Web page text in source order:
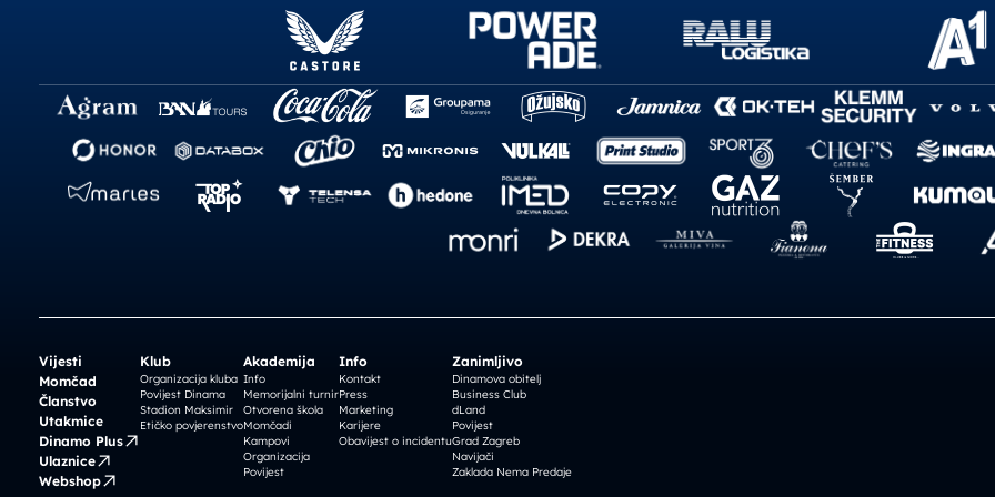
Vijesti
Momčad
Članstvo
Utakmice
Dinamo Plus
Ulaznice
Webshop
Klub
Organizacija kluba
Povijest Dinama
Stadion Maksimir
Etičko povjerenstvo
Akademija
Info
Memorijalni turnir
Otvorena škola
Momčadi
Kampovi
Organizacija
Povijest
Info
Kontakt
Press
Marketing
Karijere
Obavijest o incidentu
Zanimljivo
Dinamova obitelj
Business Club
dLand
Povijest
Grad Zagreb
Navijači
Zaklada Nema Predaje